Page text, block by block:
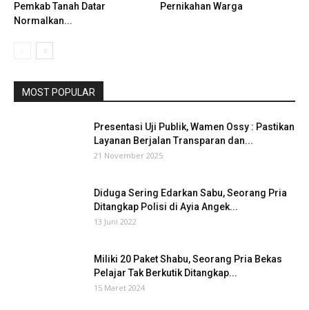
Pemkab Tanah Datar
Normalkan...
Pernikahan Warga
MOST POPULAR
Presentasi Uji Publik, Wamen Ossy : Pastikan
Layanan Berjalan Transparan dan...
21 November 2025
Diduga Sering Edarkan Sabu, Seorang Pria
Ditangkap Polisi di Ayia Angek...
13 Juni 2022
Miliki 20 Paket Shabu, Seorang Pria Bekas
Pelajar Tak Berkutik Ditangkap...
15 Maret 2024